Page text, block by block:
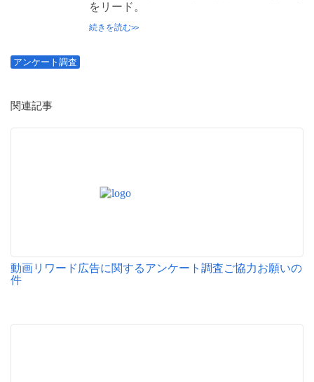
をリード。
続きを読む
アンケート調査
関連記事
動画リワード広告に関するアンケート調査ご協力お願いの
件